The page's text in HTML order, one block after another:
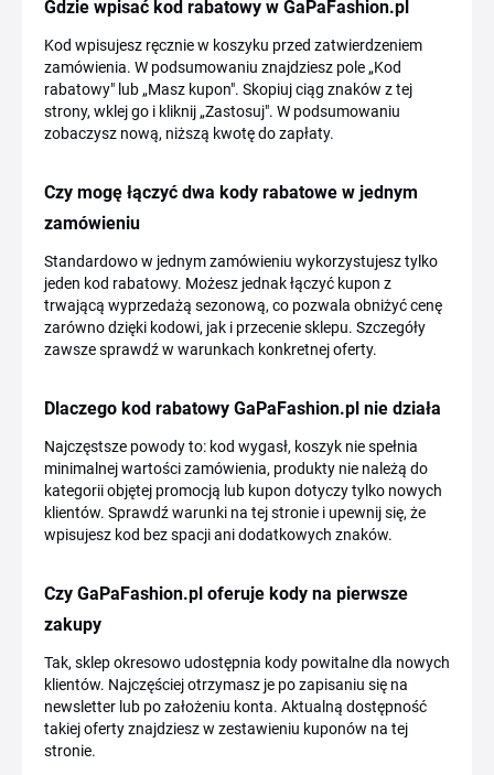
Gdzie wpisać kod rabatowy w GaPaFashion.pl
Kod wpisujesz ręcznie w koszyku przed zatwierdzeniem
zamówienia. W podsumowaniu znajdziesz pole „Kod
rabatowy" lub „Masz kupon". Skopiuj ciąg znaków z tej
strony, wklej go i kliknij „Zastosuj". W podsumowaniu
zobaczysz nową, niższą kwotę do zapłaty.
Czy mogę łączyć dwa kody rabatowe w jednym
zamówieniu
Standardowo w jednym zamówieniu wykorzystujesz tylko
jeden kod rabatowy. Możesz jednak łączyć kupon z
trwającą wyprzedażą sezonową, co pozwala obniżyć cenę
zarówno dzięki kodowi, jak i przecenie sklepu. Szczegóły
zawsze sprawdź w warunkach konkretnej oferty.
Dlaczego kod rabatowy GaPaFashion.pl nie działa
Najczęstsze powody to: kod wygasł, koszyk nie spełnia
minimalnej wartości zamówienia, produkty nie należą do
kategorii objętej promocją lub kupon dotyczy tylko nowych
klientów. Sprawdź warunki na tej stronie i upewnij się, że
wpisujesz kod bez spacji ani dodatkowych znaków.
Czy GaPaFashion.pl oferuje kody na pierwsze
zakupy
Tak, sklep okresowo udostępnia kody powitalne dla nowych
klientów. Najczęściej otrzymasz je po zapisaniu się na
newsletter lub po założeniu konta. Aktualną dostępność
takiej oferty znajdziesz w zestawieniu kuponów na tej
stronie.